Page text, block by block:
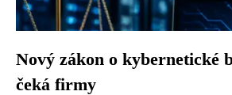
Nový zákon o kybernetické
čeká firmy